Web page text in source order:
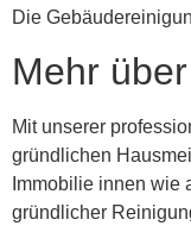
Die
Mehr
Mit unserer
gründlichen
Immobilie innen wie
gründlicher